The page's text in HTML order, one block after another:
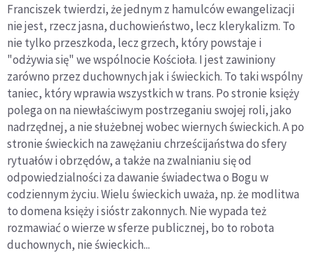
Franciszek twierdzi, że jednym z hamulców ewangelizacji
nie jest, rzecz jasna, duchowieństwo, lecz klerykalizm. To
nie tylko przeszkoda, lecz grzech, który powstaje i
"odżywia się" we wspólnocie Kościoła. I jest zawiniony
zarówno przez duchownych jak i świeckich. To taki wspólny
taniec, który wprawia wszystkich w trans. Po stronie księży
polega on na niewłaściwym postrzeganiu swojej roli, jako
nadrzędnej, a nie służebnej wobec wiernych świeckich. A po
stronie świeckich na zawężaniu chrześcijaństwa do sfery
rytuałów i obrzędów, a także na zwalnianiu się od
odpowiedzialności za dawanie świadectwa o Bogu w
codziennym życiu. Wielu świeckich uważa, np. że modlitwa
to domena księży i sióstr zakonnych. Nie wypada też
rozmawiać o wierze w sferze publicznej, bo to robota
duchownych, nie świeckich...